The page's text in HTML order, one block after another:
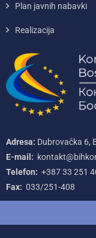
Plan javnih nabavki
Realizacija
Adresa: Dubrovačka 6,
E-mail:
Telefon: +387‌ 33‌ 251‌
Fax: 033/251-408